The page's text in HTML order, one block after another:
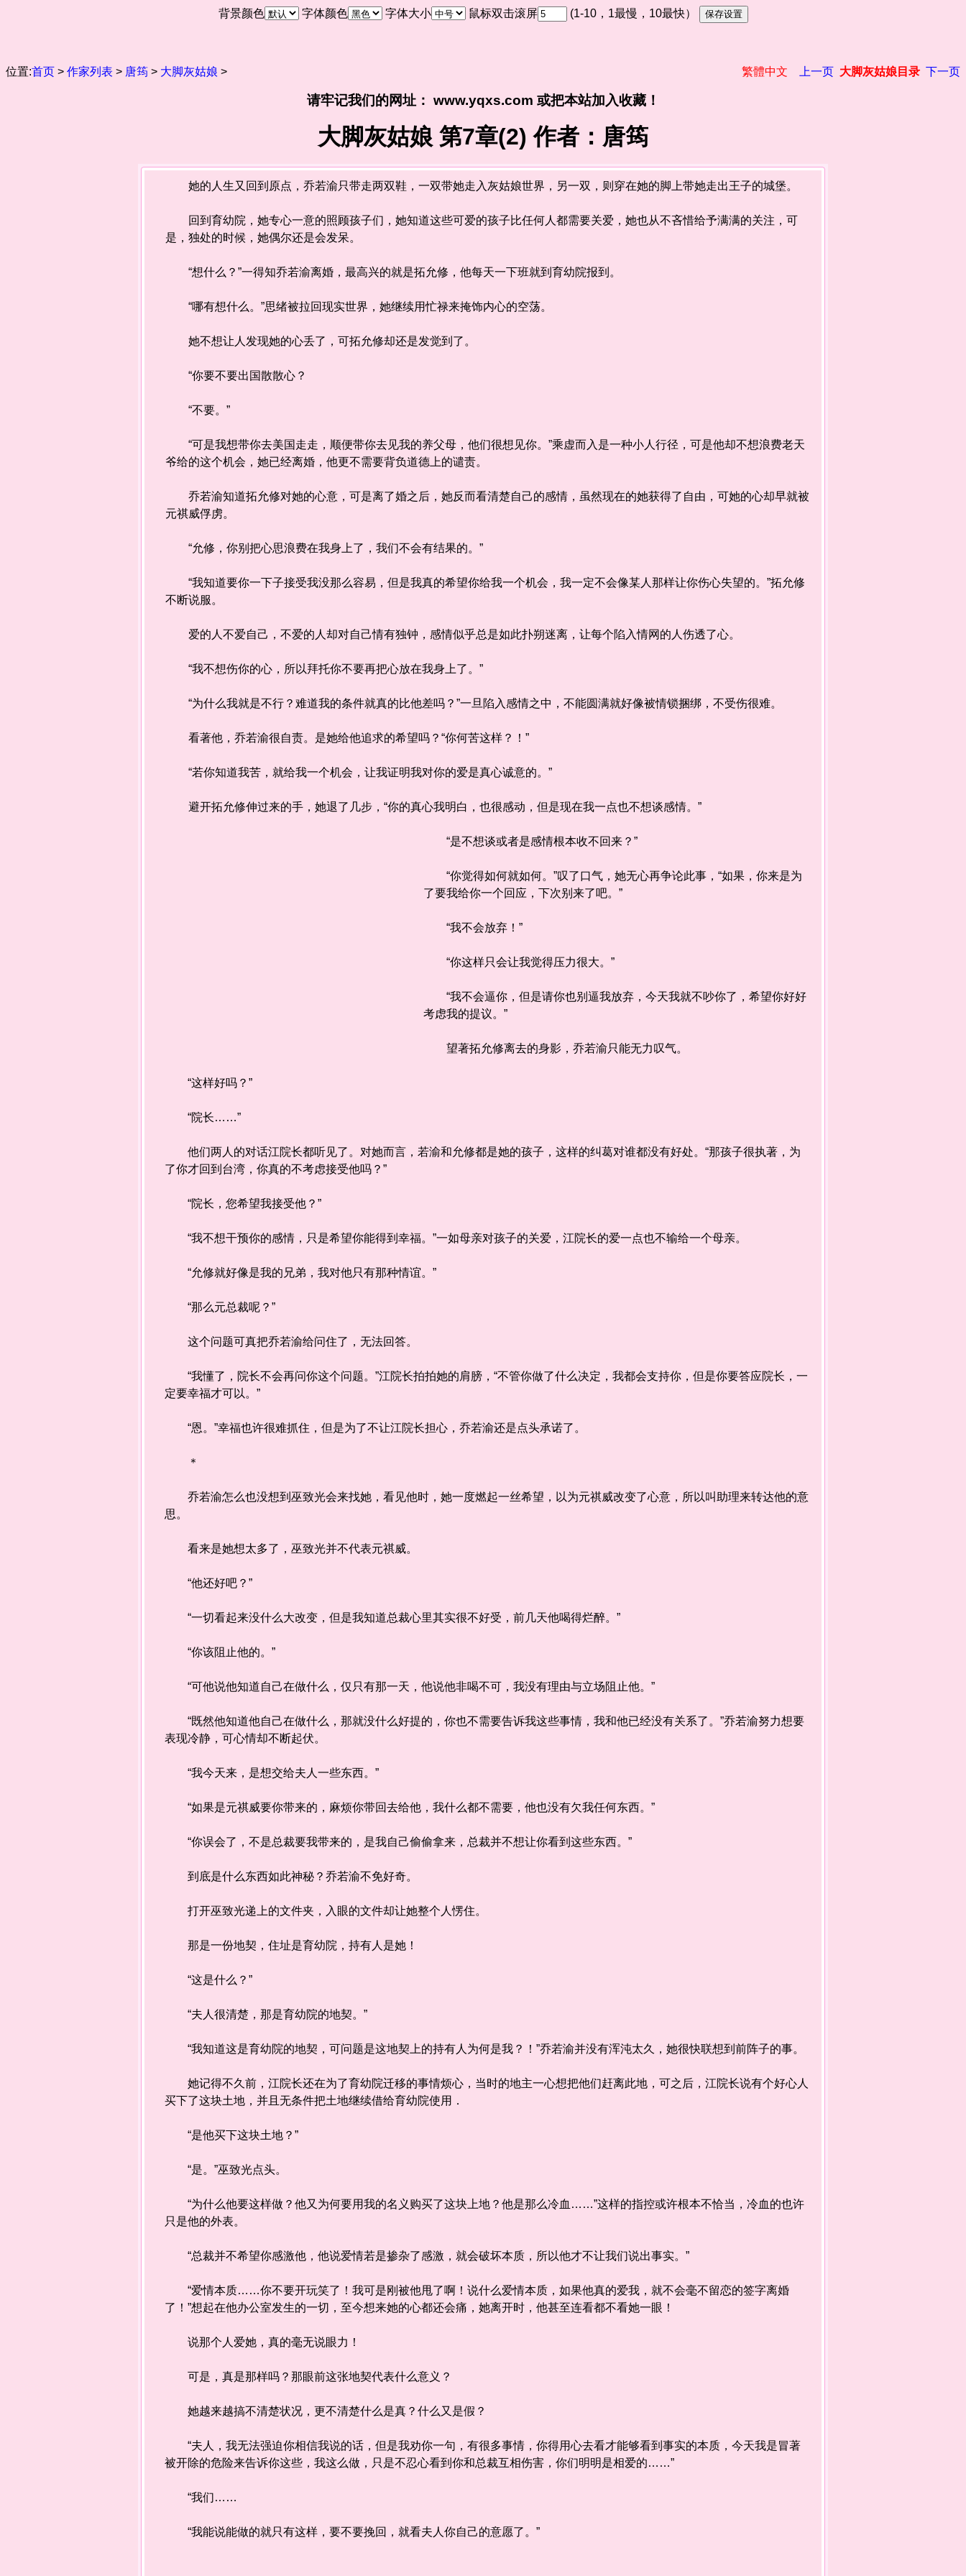
背景颜色 字体颜色 字体大小 鼠标双击滚屏 (1-10，1最慢，10最快）
位置:首页 > 作家列表 > 唐筠 > 大脚灰姑娘 > 繁體中文 上一页 大脚灰姑娘目录 下一页
请牢记我们的网址： www.yqxs.com 或把本站加入收藏！
大脚灰姑娘 第7章(2) 作者：唐筠
她的人生又回到原点，乔若渝只带走两双鞋，一双带她走入灰姑娘世界，另一双，则穿在她的脚上带她走出王子的城堡。
回到育幼院，她专心一意的照顾孩子们，她知道这些可爱的孩子比任何人都需要关爱，她也从不吝惜给予满满的关注，可
是，独处的时候，她偶尔还是会发呆。
“想什么？”一得知乔若渝离婚，最高兴的就是拓允修，他每天一下班就到育幼院报到。
“哪有想什么。”思绪被拉回现实世界，她继续用忙禄来掩饰内心的空荡。
她不想让人发现她的心丢了，可拓允修却还是发觉到了。
“你要不要出国散散心？
“不要。”
“可是我想带你去美国走走，顺便带你去见我的养父母，他们很想见你。”乘虚而入是一种小人行径，可是他却不想浪费老天
爷给的这个机会，她已经离婚，他更不需要背负道德上的谴责。
乔若渝知道拓允修对她的心意，可是离了婚之后，她反而看清楚自己的感情，虽然现在的她获得了自由，可她的心却早就被
元祺威俘虏。
“允修，你别把心思浪费在我身上了，我们不会有结果的。”
“我知道要你一下子接受我没那么容易，但是我真的希望你给我一个机会，我一定不会像某人那样让你伤心失望的。”拓允修
不断说服。
爱的人不爱自己，不爱的人却对自己情有独钟，感情似乎总是如此扑朔迷离，让每个陷入情网的人伤透了心。
“我不想伤你的心，所以拜托你不要再把心放在我身上了。”
“为什么我就是不行？难道我的条件就真的比他差吗？”一旦陷入感情之中，不能圆满就好像被情锁捆绑，不受伤很难。
看著他，乔若渝很自责。是她给他追求的希望吗？“你何苦这样？！”
“若你知道我苦，就给我一个机会，让我证明我对你的爱是真心诚意的。”
避开拓允修伸过来的手，她退了几步，“你的真心我明白，也很感动，但是现在我一点也不想谈感情。”
“是不想谈或者是感情根本收不回来？”
“你觉得如何就如何。”叹了口气，她无心再争论此事，“如果，你来是为
了要我给你一个回应，下次别来了吧。”
“我不会放弃！”
“你这样只会让我觉得压力很大。”
“我不会逼你，但是请你也别逼我放弃，今天我就不吵你了，希望你好好
考虑我的提议。”
望著拓允修离去的身影，乔若渝只能无力叹气。
“这样好吗？”
“院长……”
他们两人的对话江院长都听见了。对她而言，若渝和允修都是她的孩子，这样的纠葛对谁都没有好处。“那孩子很执著，为
了你才回到台湾，你真的不考虑接受他吗？”
“院长，您希望我接受他？”
“我不想干预你的感情，只是希望你能得到幸福。”一如母亲对孩子的关爱，江院长的爱一点也不输给一个母亲。
“允修就好像是我的兄弟，我对他只有那种情谊。”
“那么元总裁呢？”
这个问题可真把乔若渝给问住了，无法回答。
“我懂了，院长不会再问你这个问题。”江院长拍拍她的肩膀，“不管你做了什么决定，我都会支持你，但是你要答应院长，一
定要幸福才可以。”
“恩。”幸福也许很难抓住，但是为了不让江院长担心，乔若渝还是点头承诺了。
＊
乔若渝怎么也没想到巫致光会来找她，看见他时，她一度燃起一丝希望，以为元祺威改变了心意，所以叫助理来转达他的意
思。
看来是她想太多了，巫致光并不代表元祺威。
“他还好吧？”
“一切看起来没什么大改变，但是我知道总裁心里其实很不好受，前几天他喝得烂醉。”
“你该阻止他的。”
“可他说他知道自己在做什么，仅只有那一天，他说他非喝不可，我没有理由与立场阻止他。”
“既然他知道他自己在做什么，那就没什么好提的，你也不需要告诉我这些事情，我和他已经没有关系了。”乔若渝努力想要
表现冷静，可心情却不断起伏。
“我今天来，是想交给夫人一些东西。”
“如果是元祺威要你带来的，麻烦你带回去给他，我什么都不需要，他也没有欠我任何东西。”
“你误会了，不是总裁要我带来的，是我自己偷偷拿来，总裁并不想让你看到这些东西。”
到底是什么东西如此神秘？乔若渝不免好奇。
打开巫致光递上的文件夹，入眼的文件却让她整个人愣住。
那是一份地契，住址是育幼院，持有人是她！
“这是什么？”
“夫人很清楚，那是育幼院的地契。”
“我知道这是育幼院的地契，可问题是这地契上的持有人为何是我？！”乔若渝并没有浑沌太久，她很快联想到前阵子的事。
她记得不久前，江院长还在为了育幼院迁移的事情烦心，当时的地主一心想把他们赶离此地，可之后，江院长说有个好心人
买下了这块土地，并且无条件把土地继续借给育幼院使用．
“是他买下这块土地？”
“是。”巫致光点头。
“为什么他要这样做？他又为何要用我的名义购买了这块上地？他是那么冷血……”这样的指控或许根本不恰当，冷血的也许
只是他的外表。
“总裁并不希望你感激他，他说爱情若是掺杂了感激，就会破坏本质，所以他才不让我们说出事实。”
“爱情本质……你不要开玩笑了！我可是刚被他甩了啊！说什么爱情本质，如果他真的爱我，就不会毫不留恋的签字离婚
了！”想起在他办公室发生的一切，至今想来她的心都还会痛，她离开时，他甚至连看都不看她一眼！
说那个人爱她，真的毫无说眼力！
可是，真是那样吗？那眼前这张地契代表什么意义？
她越来越搞不清楚状况，更不清楚什么是真？什么又是假？
“夫人，我无法强迫你相信我说的话，但是我劝你一句，有很多事情，你得用心去看才能够看到事实的本质，今天我是冒著
被开除的危险来告诉你这些，我这么做，只是不忍心看到你和总裁互相伤害，你们明明是相爱的……”
“我们……
“我能说能做的就只有这样，要不要挽回，就看夫人你自己的意愿了。”